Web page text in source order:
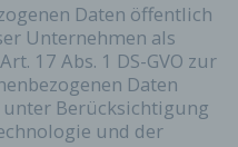
Daten öffentlich
Unternehmen als
17 Abs. 1 DS-GVO zur
Daten
Berücksichtigung
und der
übermittelten
werden für Zwecke der
zur
Es erfolgt keine
Daten an